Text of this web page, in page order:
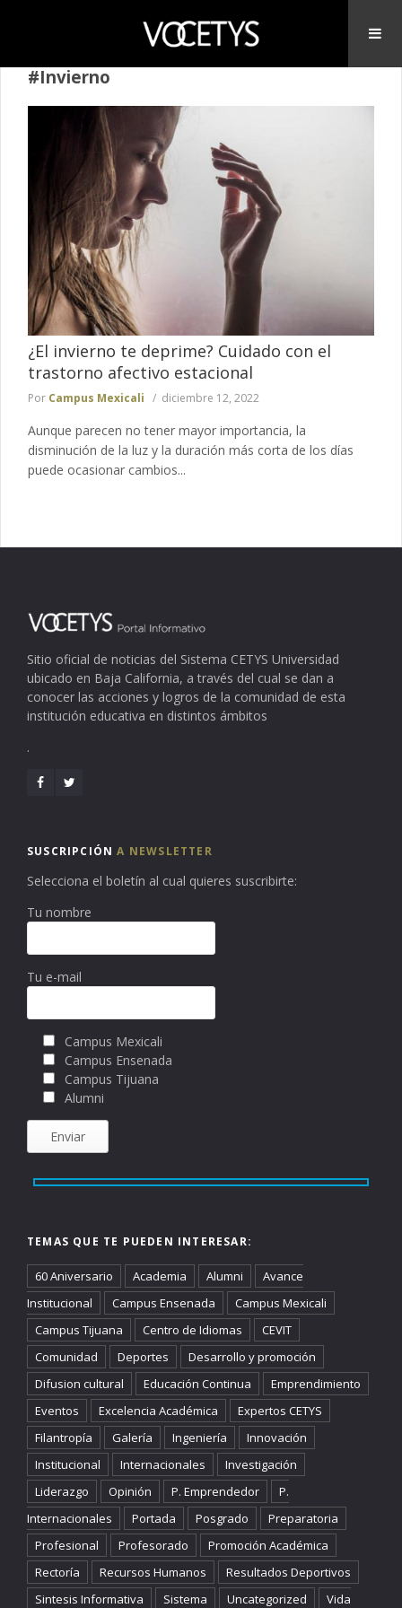
#Invierno
¿El invierno te deprime? Cuidado con el
trastorno afectivo estacional
Por Campus Mexicali diciembre 12, 2022
Aunque parecen no tener mayor importancia, la
disminución de la luz y la duración más corta de los días
puede ocasionar cambios...
Sitio oficial de noticias del Sistema CETYS Universidad
ubicado en Baja California, a través del cual se dan a
conocer las acciones y logros de la comunidad de esta
institución educativa en distintos ámbitos
.
SUSCRIPCIÓNA NEWSLETTER
Selecciona el boletín al cual quieres suscribirte:
Tu nombre
Tu e-mail
Campus Mexicali
Campus Ensenada
Campus Tijuana
Alumni
TEMAS QUE TE PUEDEN INTERESAR:
60 Aniversario Academia Alumni
Avance
Institucional
Campus Ensenada
Campus Mexicali
Campus Tijuana
Centro de Idiomas
CEVIT
Comunidad
Deportes
Desarrollo y promoción
Difusion cultural
Educación Continua
Emprendimiento
Eventos
Excelencia Académica
Expertos CETYS
Filantropía
Galería Ingeniería
Innovación
Institucional
Internacionales
Investigación
Liderazgo
Opinión P. Emprendedor
P.
Internacionales
Portada Posgrado
Preparatoria
Profesional
Profesorado
Promoción Académica
Rectoría
Recursos Humanos
Resultados Deportivos
Sintesis Informativa
Sistema Uncategorized Vida